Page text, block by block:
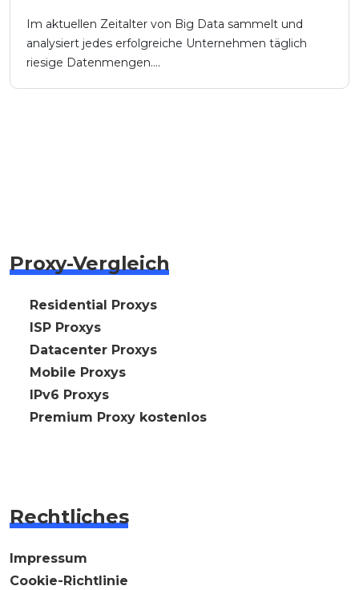
Im aktuellen Zeitalter von Big Data sammelt und
analysiert jedes erfolgreiche Unternehmen täglich
riesige Datenmengen....
Proxy-Vergleich
🇩🇪 Residential Proxys
🇩🇪 ISP Proxys
🇩🇪 Datacenter Proxys
🇩🇪 Mobile Proxys
🇩🇪 IPv6 Proxys
⭐ Premium Proxy kostenlos
Rechtliches
Impressum
Cookie-Richtlinie